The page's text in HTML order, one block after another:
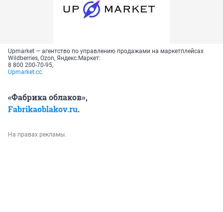
Upmarket — агентство по управлению продажами на маркетплейсах
Wildberries, Ozon, Яндекс.Маркет:
8 800 200-70-95,
Upmarket.cc.
«Фабрика облаков»,
Fabrikaoblakov.ru.
На правах рекламы.